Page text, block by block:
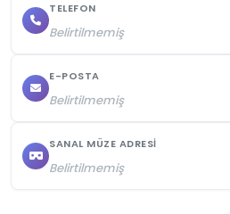
TELEFON
Belirtilmemiş
E-POSTA
Belirtilmemiş
SANAL MÜZE ADRESI
Belirtilmemiş